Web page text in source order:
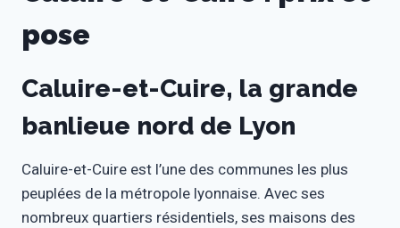
pose
Caluire-et-Cuire, la grande
banlieue nord de Lyon
Caluire-et-Cuire est l’une des communes les plus
peuplées de la métropole lyonnaise. Avec ses
nombreux quartiers résidentiels, ses maisons des